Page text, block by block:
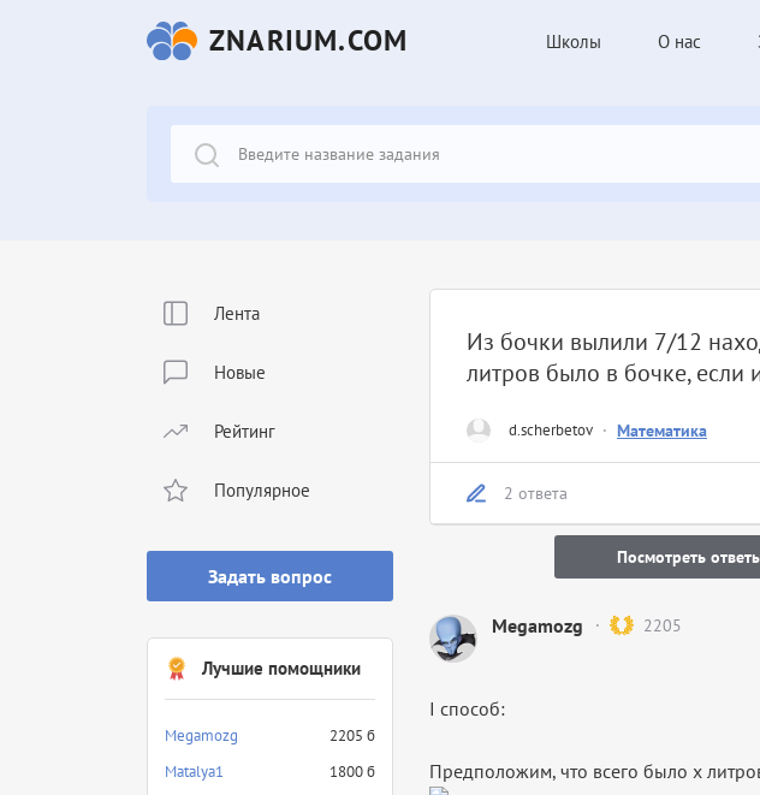
ZNARIUM.COM Школы О нас
Лента
Новые
Рейтинг
Популярное
Задать вопрос
Лучшие помощники
Megamozg
2205 б
Matalya1
1800 б
d.scherbetov · Математика
Из бочки вылили 7/12
литров было в бочке, если
2 ответа
Посмотреть
Megamozg 2205
I способ:
Предположим, что всего было х